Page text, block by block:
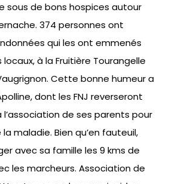
sous de bons hospices autour
374 personnes ont
qui les ont emmenés
à la Fruitière Tourangelle
Cette bonne humeur a
dont les FNJ reverseront
l’association de ses parents pour
maladie. Bien qu’en fauteuil,
avec sa famille les 9 kms de
les marcheurs. Association de